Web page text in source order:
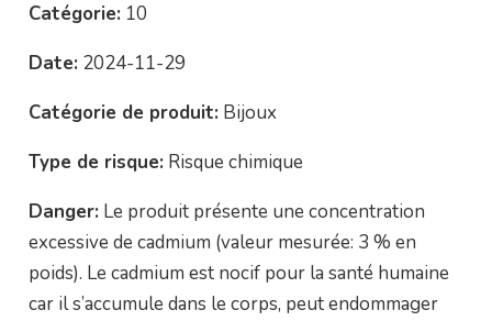
Catégorie: 10
Date: 2024-11-29
Catégorie de produit: Bijoux
Type de risque: Risque chimique
Danger: Le produit présente une concentration
excessive de cadmium (valeur mesurée: 3 % en
poids). Le cadmium est nocif pour la santé humaine
car il s’accumule dans le corps, peut endommager